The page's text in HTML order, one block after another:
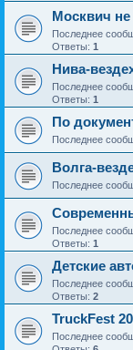
Москвич не
Последнее
Ответы: 1
Нива-
Последнее
Ответы: 1
По
Последнее
Волга-
Последнее
Последнее
Ответы: 1
Детские
Последнее
Ответы: 2
TruckFest
Последнее